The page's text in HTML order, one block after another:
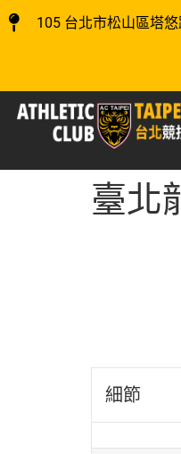
105 台北市松山區塔
臺北
細節